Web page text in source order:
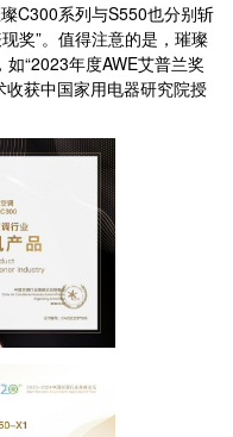
C300系列与S550也分别斩
奖”。值得注意的是，璀璨
“2023年度AWE艾普兰奖
获中国家用电器研究院授